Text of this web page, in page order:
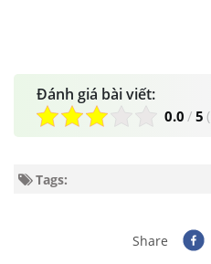
Đánh giá bài viết:
0.0 / 5 (
Tags:
Share